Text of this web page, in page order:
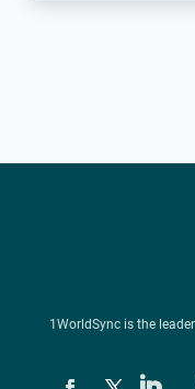
1WorldSync is the